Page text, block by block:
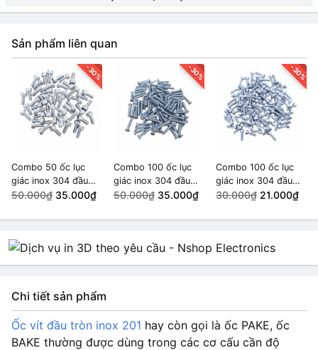
Sản phẩm liên quan
-30%
Combo 50 ốc lục
giác inox 304 đầu
tròn M4x10
50.000₫ 35.000₫
-30%
Combo 100 ốc lục
giác inox 304 đầu
tròn M3x20
50.000₫ 35.000₫
-30%
Combo 100 ốc lục
giác inox 304 đầu
tròn M3x10
30.000₫ 21.000₫
Chi tiết sản phẩm
Ốc vít đầu tròn inox 201 hay còn gọi là ốc PAKE, ốc
BAKE thường được dùng trong các cơ cấu cần độ